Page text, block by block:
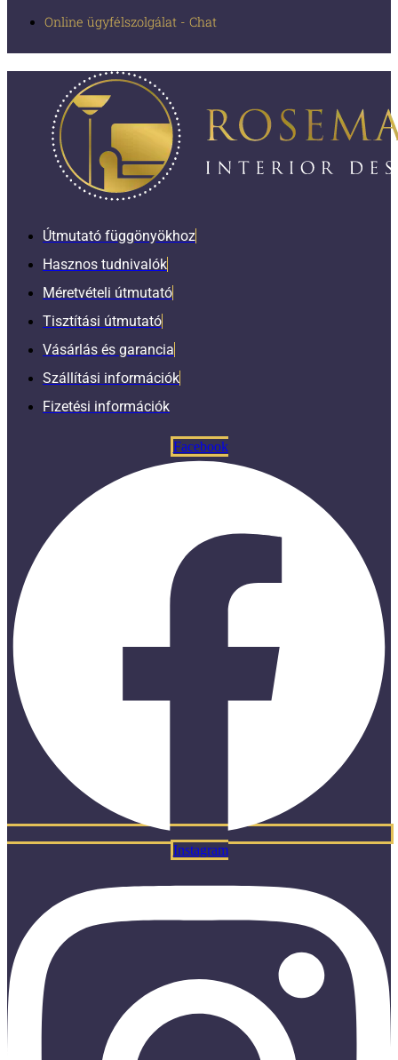
Online ügyfélszolgálat - Chat
Útmutató függönyökhoz
Hasznos tudnivalók
Méretvételi útmutató
Tisztítási útmutató
Vásárlás és garancia
Szállítási információk
Fizetési információk
Facebook
Instagram